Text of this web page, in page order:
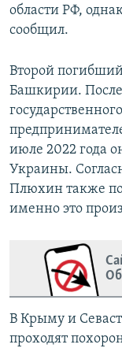
области РФ,
сообщил.
Второй
Башкирии.
июле 2022 года
Украины.
Плюхин также
именно это
В Крыму и
проходят